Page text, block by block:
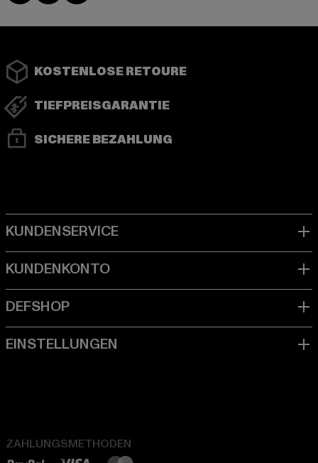
KOSTENLOSE RETOURE
TIEFPREISGARANTIE
SICHERE BEZAHLUNG
ZAHLUNGSMETHODEN